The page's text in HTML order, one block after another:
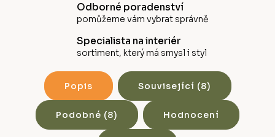
Odborné poradenství
pomůžeme vám vybrat správně
Specialista na interiér
sortiment, který má smysl i styl
Popis Související (8)
Podobné (8) Hodnocení